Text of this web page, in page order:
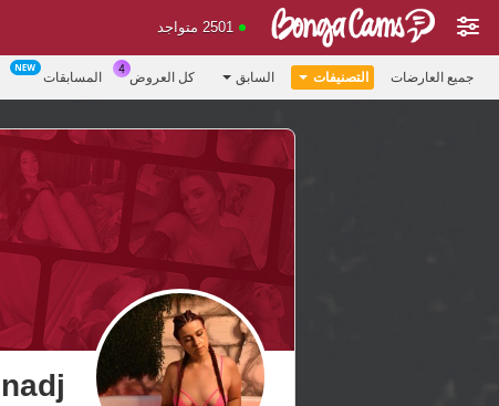
2501 متواجد
جميع العارضات التصنيفات السابق كل العروض المسابقات